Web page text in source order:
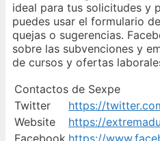
ideal para tus solicitudes y
puedes usar el formulario
quejas o sugerencias.
sobre las subvenciones y
de cursos y ofertas
Contactos de Sexpe
Twitter
Website